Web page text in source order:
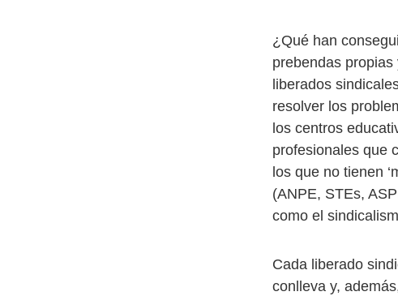
¿Qué han
prebendas
liberados
resolver los
los centros
profesionales que
los que no tienen
(ANPE, STEs,
como el
Cada liberado
conlleva y,